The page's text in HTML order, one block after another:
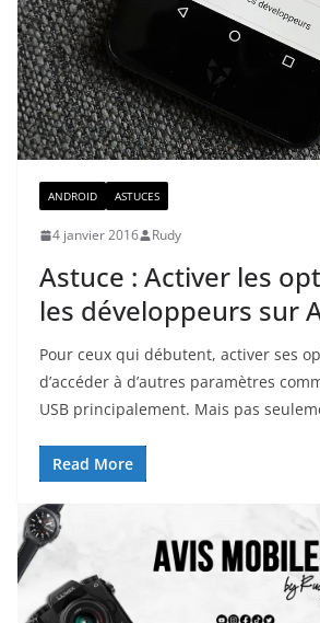
ANDROID ASTUCES
4 janvier 2016 Rudy
Astuce : Activer les
les développeurs sur
Pour ceux qui débutent, activer ses
d’accéder à d’autres paramètres
USB principalement. Mais pas
Read More